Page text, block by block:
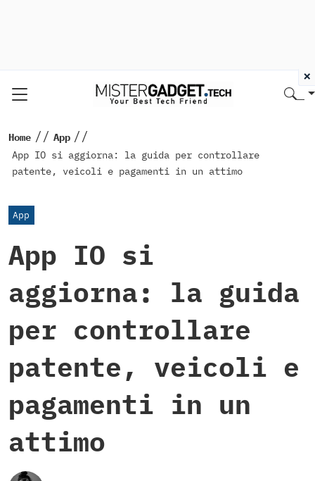
Home // App //
App IO si aggiorna: la guida per controllare
patente, veicoli e pagamenti in un attimo
App
App IO si
aggiorna: la guida
per controllare
patente, veicoli e
pagamenti in un
attimo
×